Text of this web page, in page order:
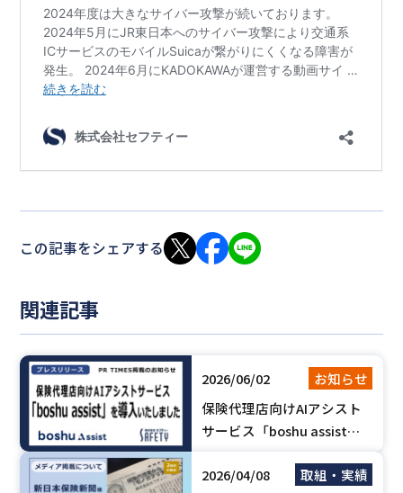
この記事をシェアする
関連記事
2026/06/02
お知らせ
保険代理店向けAIアシスト
サービス「boshu assist」
TIMES掲載のお知らせ】
2026/04/08
取組・実績